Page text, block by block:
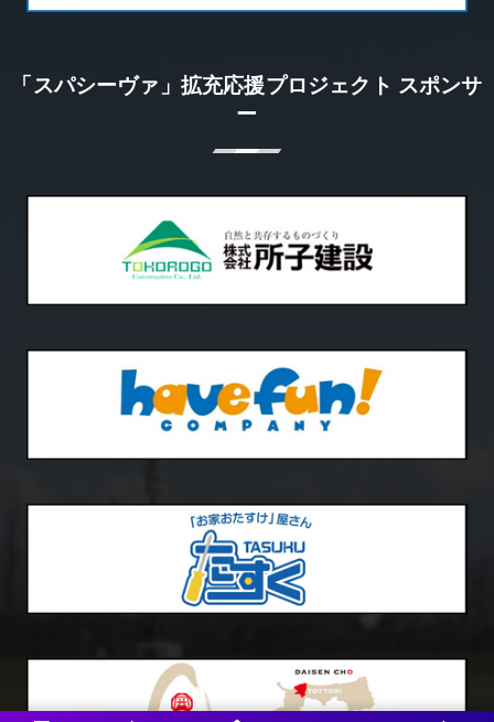
「スパシーヴァ」拡充応援プロジェクト スポンサ
ー